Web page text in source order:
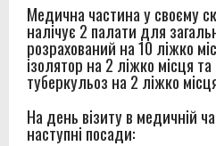
Медична частина у своєму
налічує 2 палати для
розрахований на 10 ліжко
ізолятор на 2 ліжко місця
туберкульоз на 2 ліжко
На день візиту в медичній
наступні посади: